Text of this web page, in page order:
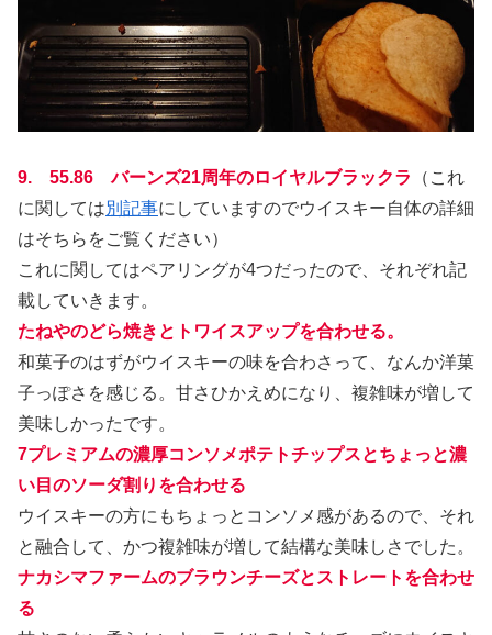
9. 55.86 バーンズ21周年のロイヤルブラックラ
（これ
に関しては別記事にしていますのでウイスキー自体の詳細
はそちらをご覧ください）
これに関してはペアリングが4つだったので、それぞれ記
載していきます。
たねやのどら焼きとトワイスアップを合わせる。
和菓子のはずがウイスキーの味を合わさって、なんか洋菓
子っぽさを感じる。甘さひかえめになり、複雑味が増して
美味しかったです。
7プレミアムの濃厚コンソメポテトチップスとちょっと濃
い目のソーダ割りを合わせる
ウイスキーの方にもちょっとコンソメ感があるので、それ
と融合して、かつ複雑味が増して結構な美味しさでした。
ナカシマファームのブラウンチーズとストレートを合わせ
る